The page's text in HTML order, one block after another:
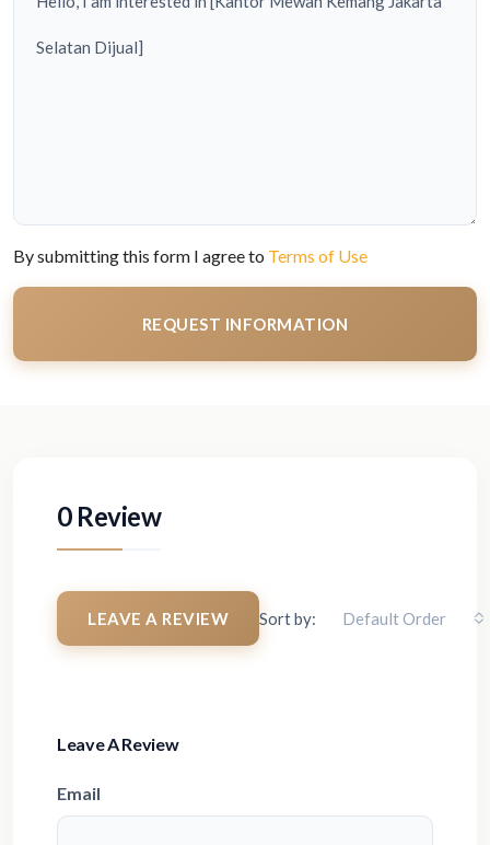
By submitting this form I agree to Terms of Use
REQUEST INFORMATION
0 Review
Sort by: Default Order
LEAVE A REVIEW
Leave A Review
Email